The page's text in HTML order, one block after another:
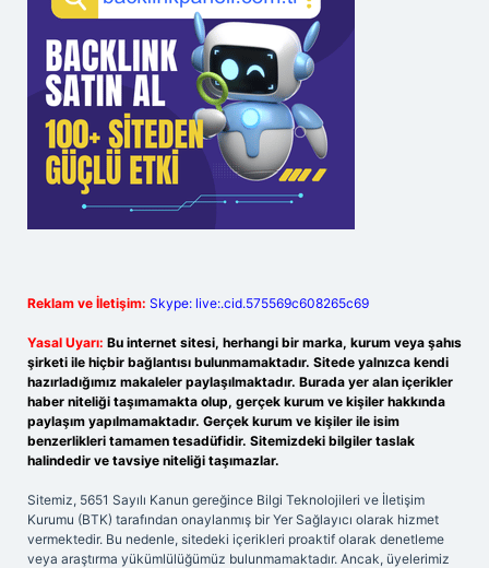
Reklam ve İletişim: Skype: live:.cid.575569c608265c69
Yasal Uyarı: Bu internet sitesi, herhangi bir marka, kurum veya şahıs
şirketi ile hiçbir bağlantısı bulunmamaktadır. Sitede yalnızca kendi
hazırladığımız makaleler paylaşılmaktadır. Burada yer alan içerikler
haber niteliği taşımamakta olup, gerçek kurum ve kişiler hakkında
paylaşım yapılmamaktadır. Gerçek kurum ve kişiler ile isim
benzerlikleri tamamen tesadüfidir. Sitemizdeki bilgiler taslak
halindedir ve tavsiye niteliği taşımazlar.
Sitemiz, 5651 Sayılı Kanun gereğince Bilgi Teknolojileri ve İletişim
Kurumu (BTK) tarafından onaylanmış bir Yer Sağlayıcı olarak hizmet
vermektedir. Bu nedenle, sitedeki içerikleri proaktif olarak denetleme
veya araştırma yükümlülüğümüz bulunmamaktadır. Ancak, üyelerimiz